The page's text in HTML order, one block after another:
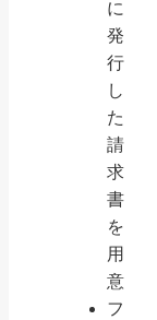
に
発
行
し
た
請
求
書
を
用
意
フ